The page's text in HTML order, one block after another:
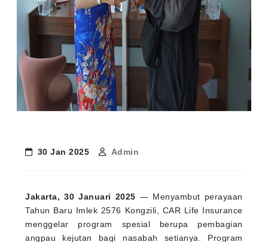
30 Jan 2025 Admin
Jakarta, 30 Januari 2025 — Menyambut perayaan
Tahun Baru Imlek 2576 Kongzili, CAR Life Insurance
menggelar program spesial berupa pembagian
angpau kejutan bagi nasabah setianya. Program